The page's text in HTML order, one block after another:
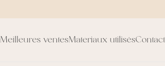
Meilleures ventesMateriaux utilisésContact